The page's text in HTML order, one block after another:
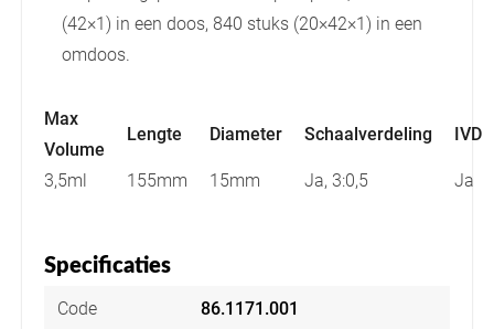
(42×1) in een doos, 840 stuks (20×42×1) in een
omdoos.
Max
Volume
Lengte Diameter Schaalverdeling IVD
3,5ml 155mm 15mm Ja, 3:0,5 Ja
Specificaties
Code 86.1171.001